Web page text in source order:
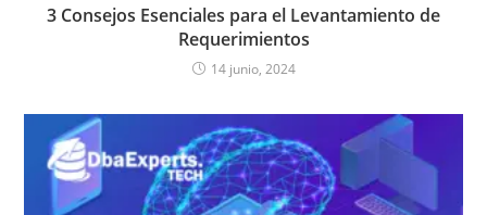
3 Consejos Esenciales para el Levantamiento de
Requerimientos
14 junio, 2024